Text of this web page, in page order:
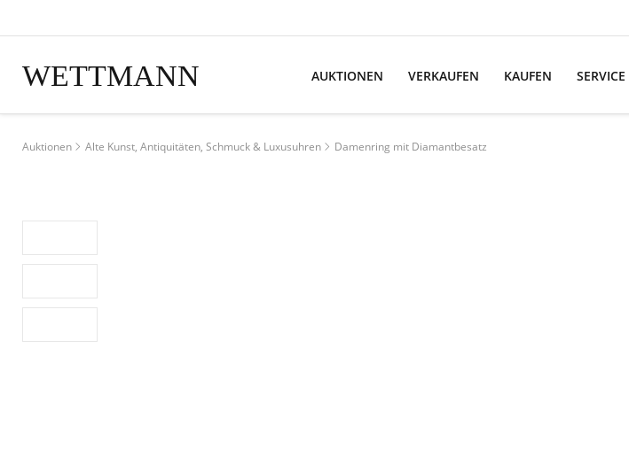
WETTMANN AUKTIONEN VERKAUFEN KAUFEN SERVICE
Auktionen Alte Kunst, Antiquitäten, Schmuck & Luxusuhren Damenring mit Diamantbesatz